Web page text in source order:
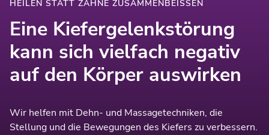
HEILEN STATT ZÄHNE ZUSAMMENBEISSEN
Eine Kiefergelenkstörung
kann sich vielfach negativ
auf den Körper auswirken
Wir helfen mit Dehn- und Massagetechniken, die
Stellung und die Bewegungen des Kiefers zu verbessern.